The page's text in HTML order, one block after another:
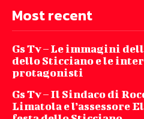
Most recent
Gs Tv – Le immagini
dello Sticciano e le
protagonisti
Gs Tv – Il Sindaco di
Limatola e l’assessore